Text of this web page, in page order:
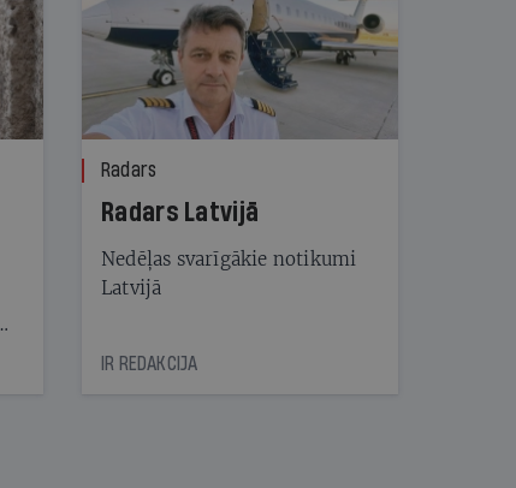
Radars
Radars Latvijā
Nedēļas svarīgākie notikumi
Latvijā
IR REDAKCIJA